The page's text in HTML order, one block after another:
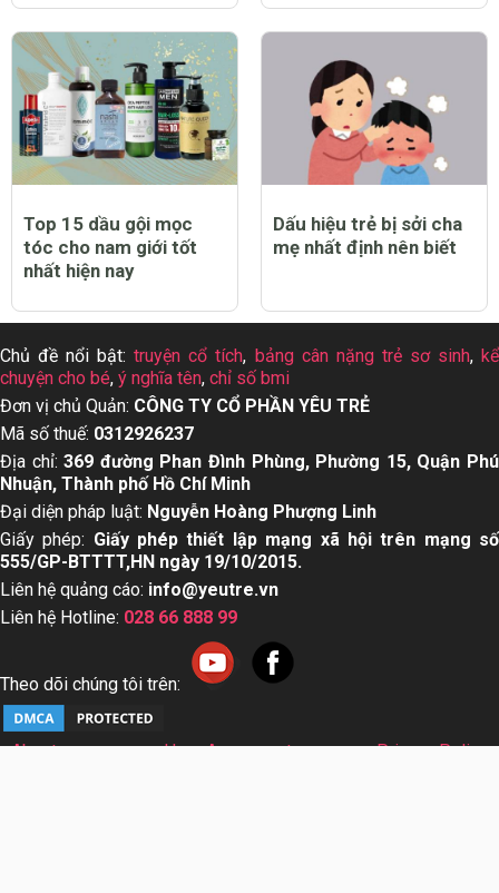
Top 15 dầu gội mọc
tóc cho nam giới tốt
nhất hiện nay
Dấu hiệu trẻ bị sởi cha
mẹ nhất định nên biết
Chủ đề nổi bật:truyện cổ tích, bảng cân nặng trẻ sơ sinh, kể
chuyện cho bé, ý nghĩa tên, chỉ số bmi
Đơn vị chủ Quản: CÔNG TY CỔ PHẦN YÊU TRẺ
Mã số thuế: 0312926237
Địa chỉ:369 đường Phan Đình Phùng, Phường 15, Quận Phú
Nhuận, Thành phố Hồ Chí Minh
Đại diện pháp luật: Nguyễn Hoàng Phượng Linh
Giấy phép: Giấy phép thiết lập mạng xã hội trên mạng số
555/GP-BTTTT,HN ngày 19/10/2015.
Liên hệ quảng cáo: info@yeutre.vn
Liên hệ Hotline: 028 66 888 99
Theo dõi chúng tôi trên:
About us User Agreement
Privacy Policy